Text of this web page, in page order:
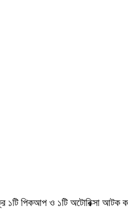
১টি পিকআপ ও ১টি অটোরিক্সা আটক